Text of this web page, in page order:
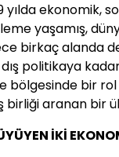
yılda ekonomik,
yaşamış,
birkaç alanda
politikaya
bölgesinde bir
birliği aranan bir
İKİ